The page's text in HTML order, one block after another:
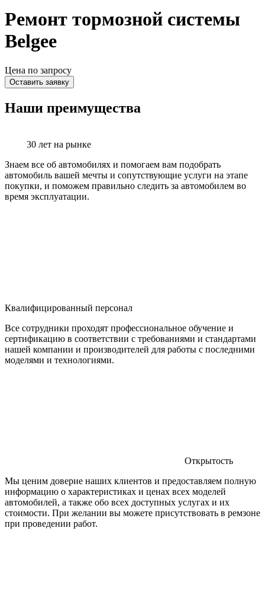
Ремонт тормозной системы
Belgee
Цена по запросу
Оставить заявку
Наши преимущества
30 лет на рынке
Знаем все об автомобилях и помогаем вам подобрать
автомобиль вашей мечты и сопутствующие услуги на этапе
покупки, и поможем правильно следить за автомобилем во
время эксплуатации.
Квалифицированный персонал
Все сотрудники проходят профессиональное обучение и
сертификацию в соответствии с требованиями и стандартами
нашей компании и производителей для работы с последними
моделями и технологиями.
Открытость
Мы ценим доверие наших клиентов и предоставляем полную
информацию о характеристиках и ценах всех моделей
автомобилей, а также обо всех доступных услугах и их
стоимости. При желании вы можете присутствовать в ремзоне
при проведении работ.